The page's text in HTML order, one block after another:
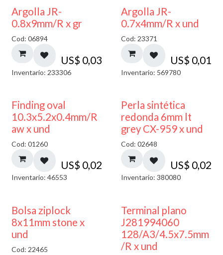
Argolla JR-
0.8x9mm/R x gr
Cod: 06894
US$ 0,03
Inventario: 233306
Argolla JR-
0.7x4mm/R x und
Cod: 23371
US$ 0,01
Inventario: 569780
Finding oval
10.3x5.2x0.4mm/R
aw x und
Cod: 01260
US$ 0,02
Inventario: 46553
Perla sintética
redonda 6mm lt
grey CX-959 x und
Cod: 02648
US$ 0,02
Inventario: 380080
¡NUEVO!
Bolsa ziplock
8x11mm stone x
und
Cod: 22465
Terminal plano
J281994060
128/A3/4.5x7.5mm
/R x und